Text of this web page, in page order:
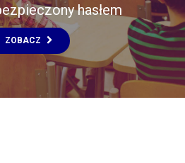
hasłem
ZOBACZ